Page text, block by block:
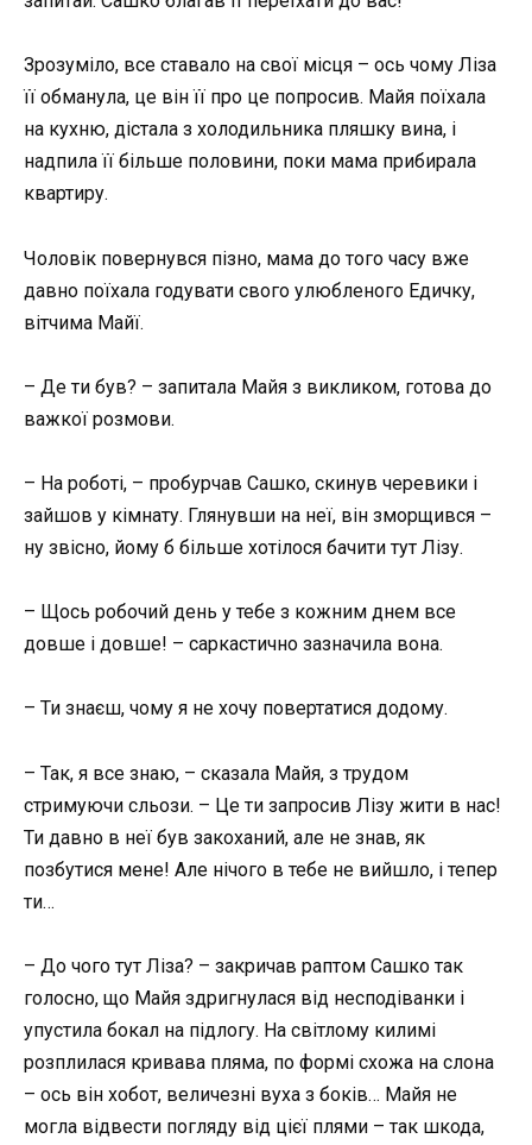
Зрозуміло, все ставало на свої місця – ось чому Ліза
її обманула, це він її про це попросив. Майя поїхала
на кухню, дістала з холодильника пляшку вина, і
надпила її більше половини, поки мама прибирала
квартиру.
Чоловік повернувся пізно, мама до того часу вже
давно поїхала годувати свого улюбленого Едичку,
вітчима Майї.
– Де ти був? – запитала Майя з викликом, готова до
важкої розмови.
– На роботі, – пробурчав Сашко, скинув черевики і
зайшов у кімнату. Глянувши на неї, він зморщився –
ну звісно, йому б більше хотілося бачити тут Лізу.
– Щось робочий день у тебе з кожним днем все
довше і довше! – саркастично зазначила вона.
– Ти знаєш, чому я не хочу повертатися додому.
– Так, я все знаю, – сказала Майя, з трудом
стримуючи сльози. – Це ти запросив Лізу жити в нас!
Ти давно в неї був закоханий, але не знав, як
позбутися мене! Але нічого в тебе не вийшло, і тепер
ти…
– До чого тут Ліза? – закричав раптом Сашко так
голосно, що Майя здригнулася від несподіванки і
упустила бокал на підлогу. На світлому килимі
розплилася кривава пляма, по формі схожа на слона
– ось він хобот, величезні вуха з боків… Майя не
могла відвести погляду від цієї плями – так шкода,